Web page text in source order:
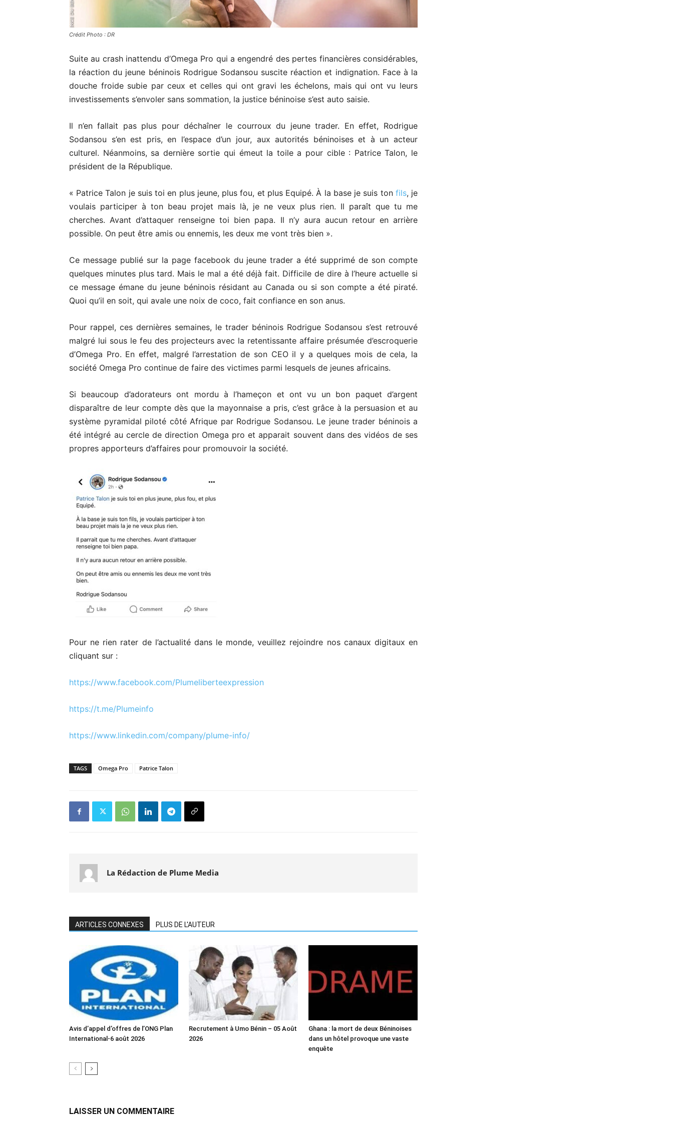
Crédit Photo : DR
Suite au crash inattendu d’Omega Pro qui a engendré des pertes financières considérables,
la réaction du jeune béninois Rodrigue Sodansou suscite réaction et indignation. Face à la
douche froide subie par ceux et celles qui ont gravi les échelons, mais qui ont vu leurs
investissements s’envoler sans sommation, la justice béninoise s’est auto saisie.
Il n’en fallait pas plus pour déchaîner le courroux du jeune trader. En effet, Rodrigue
Sodansou s’en est pris, en l’espace d’un jour, aux autorités béninoises et à un acteur
culturel. Néanmoins, sa dernière sortie qui émeut la toile a pour cible : Patrice Talon, le
président de la République.
« Patrice Talon je suis toi en plus jeune, plus fou, et plus Equipé. À la base je suis ton fils, je
voulais participer à ton beau projet mais là, je ne veux plus rien. Il paraît que tu me
cherches. Avant d’attaquer renseigne toi bien papa. Il n’y aura aucun retour en arrière
possible. On peut être amis ou ennemis, les deux me vont très bien ».
Ce message publié sur la page facebook du jeune trader a été supprimé de son compte
quelques minutes plus tard. Mais le mal a été déjà fait. Difficile de dire à l’heure actuelle si
ce message émane du jeune béninois résidant au Canada ou si son compte a été piraté.
Quoi qu’il en soit, qui avale une noix de coco, fait confiance en son anus.
Pour rappel, ces dernières semaines, le trader béninois Rodrigue Sodansou s’est retrouvé
malgré lui sous le feu des projecteurs avec la retentissante affaire présumée d’escroquerie
d’Omega Pro. En effet, malgré l’arrestation de son CEO il y a quelques mois de cela, la
société Omega Pro continue de faire des victimes parmi lesquels de jeunes africains.
Si beaucoup d’adorateurs ont mordu à l’hameçon et ont vu un bon paquet d’argent
disparaître de leur compte dès que la mayonnaise a pris, c’est grâce à la persuasion et au
système pyramidal piloté côté Afrique par Rodrigue Sodansou. Le jeune trader béninois a
été intégré au cercle de direction Omega pro et apparait souvent dans des vidéos de ses
propres apporteurs d’affaires pour promouvoir la société.
Pour ne rien rater de l’actualité dans le monde, veuillez rejoindre nos canaux digitaux en
cliquant sur :
https://www.facebook.com/Plumeliberteexpression
https://t.me/Plumeinfo
https://www.linkedin.com/company/plume-info/
TAGS Omega Pro Patrice Talon
La Rédaction de Plume Media
ARTICLES CONNEXES PLUS DE L'AUTEUR
Avis d’appel d’offres de l’ONG Plan
International-6 août 2026
Recrutement à Umo Bénin – 05 Août
2026
Ghana : la mort de deux Béninoises
dans un hôtel provoque une vaste
enquête
LAISSER UN COMMENTAIRE